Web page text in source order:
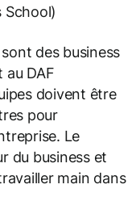
School)
des business
au DAF
doivent être
pour
Le
du business et
main dans